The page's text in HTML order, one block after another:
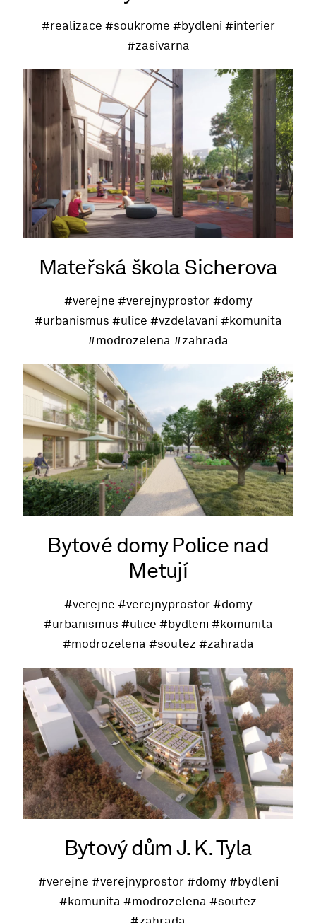
#realizace #soukrome #bydleni #interier
#zasivarna
Mateřská škola Sicherova
#verejne #verejnyprostor #domy
#urbanismus #ulice #vzdelavani #komunita
#modrozelena #zahrada
Bytové domy Police nad
Metují
#verejne #verejnyprostor #domy
#urbanismus #ulice #bydleni #komunita
#modrozelena #soutez #zahrada
Bytový dům J. K. Tyla
#verejne #verejnyprostor #domy #bydleni
#komunita #modrozelena #soutez